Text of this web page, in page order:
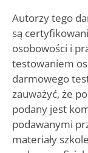
Autorzy tego
są
osobowości i
testowaniem
darmowego
zauważyć, że
podany jest
podawanymi
materiały